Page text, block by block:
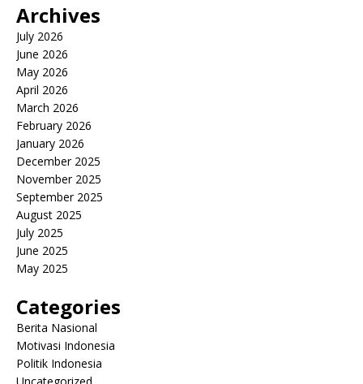
Archives
July 2026
June 2026
May 2026
April 2026
March 2026
February 2026
January 2026
December 2025
November 2025
September 2025
August 2025
July 2025
June 2025
May 2025
Categories
Berita Nasional
Motivasi Indonesia
Politik Indonesia
Uncategorized